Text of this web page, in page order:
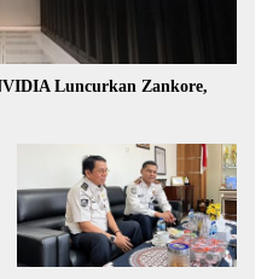
Luncurkan Zankore,